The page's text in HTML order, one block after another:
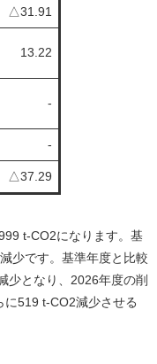
△31.91
13.22
-
-
△37.29
t-CO2になります。基
少です。基準年度と比較
少となり、2026年度の削
519 t-CO2減少させる